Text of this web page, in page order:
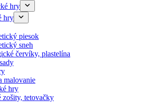
hry
hry
piesok
sneh
červíky, plastelína
malovanie
hry
zošity, tetovačky